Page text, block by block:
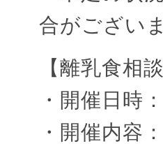
合がござい
【離乳食相
・開催日時
・開催内容